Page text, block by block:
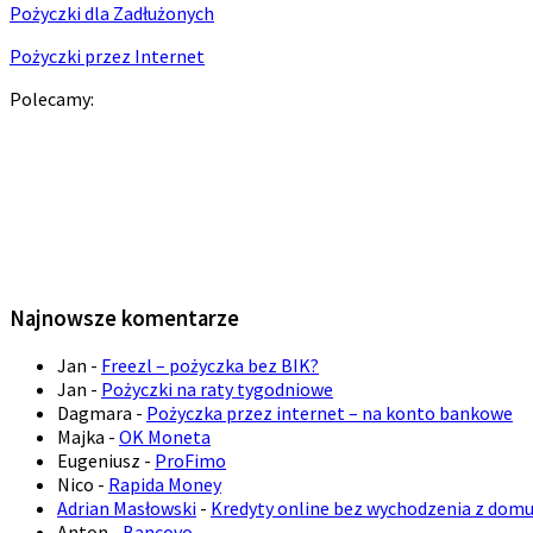
Pożyczki dla Zadłużonych
Pożyczki przez Internet
Polecamy:
Najnowsze komentarze
Jan - Freezl – pożyczka bez BIK?
Jan - Pożyczki na raty tygodniowe
Dagmara - Pożyczka przez internet – na konto bankowe
Majka - OK Moneta
Eugeniusz - ProFimo
Nico - Rapida Money
Adrian Masłowski - Kredyty online bez wychodzenia z domu